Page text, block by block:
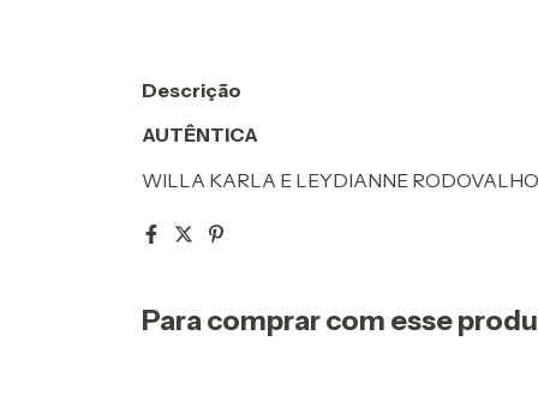
Descrição
AUTÊNTICA
WILLA KARLA E LEYDIANNE RODOVALHO
Para comprar com esse